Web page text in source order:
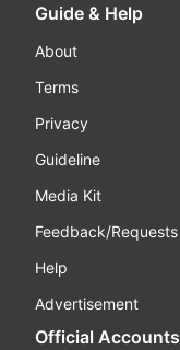
Guide & Help
About
Terms
Privacy
Guideline
Media Kit
Feedback/Requests
Help
Advertisement
Official Accounts